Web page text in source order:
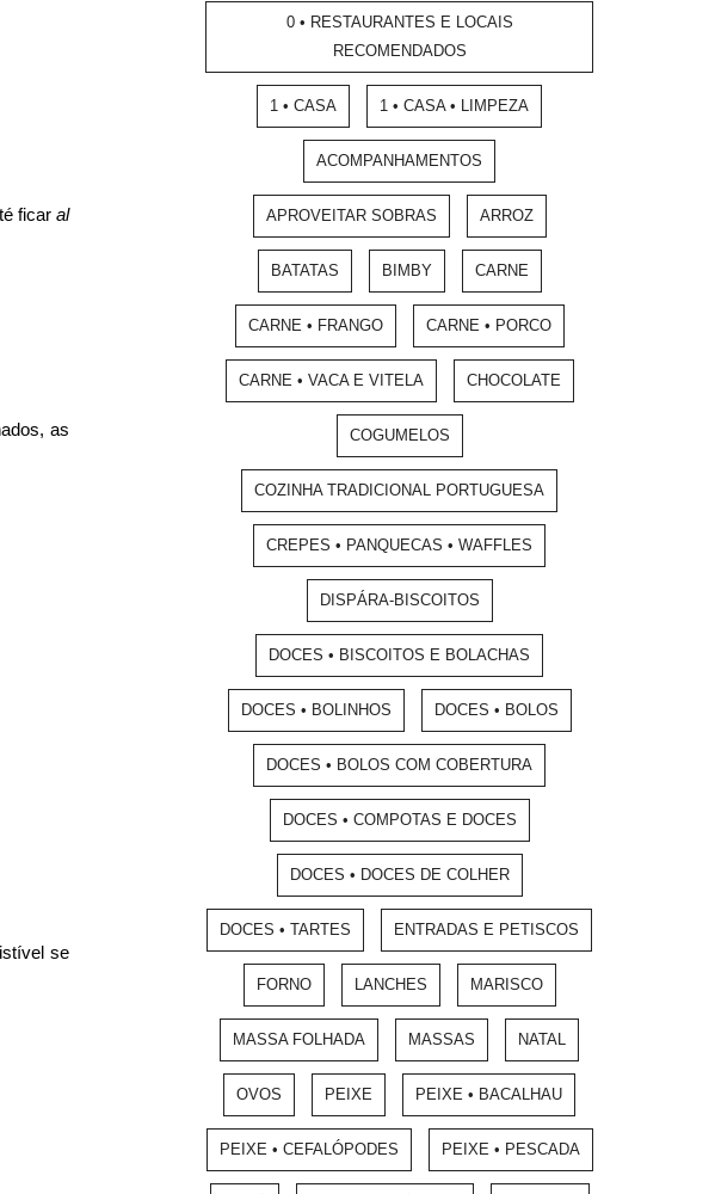
ficaral
as
se
0 • RESTAURANTES E LOCAIS
RECOMENDADOS
1 • CASA 1 • CASA • LIMPEZA
ACOMPANHAMENTOS
APROVEITAR SOBRAS ARROZ
BATATAS BIMBY CARNE
CARNE • FRANGO CARNE • PORCO
CARNE • VACA E VITELA CHOCOLATE
COGUMELOS
COZINHA TRADICIONAL PORTUGUESA
CREPES • PANQUECAS • WAFFLES
DISPÁRA-BISCOITOS
DOCES • BISCOITOS E BOLACHAS
DOCES • BOLINHOS DOCES • BOLOS
DOCES • BOLOS COM COBERTURA
DOCES • COMPOTAS E DOCES
DOCES • DOCES DE COLHER
DOCES • TARTES ENTRADAS E PETISCOS
FORNO LANCHES MARISCO
MASSA FOLHADA MASSAS NATAL
OVOS PEIXE PEIXE • BACALHAU
PEIXE • CEFALÓPODES PEIXE • PESCADA